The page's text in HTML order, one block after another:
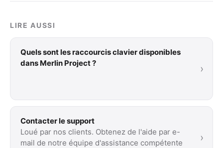
LIRE AUSSI
Quels sont les raccourcis clavier disponibles
dans Merlin Project ?
›
Contacter le support
Loué par nos clients. Obtenez de l'aide par e-
mail de notre équipe d'assistance compétente
›